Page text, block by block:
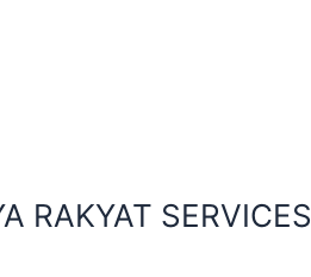
RAKYAT SERVICES